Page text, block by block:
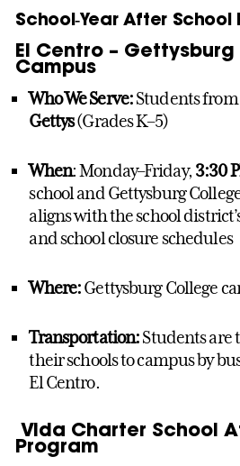
School‑Year After School
El Centro –
Campus
Who We Serve:Students from
Gettys(Grades K–5)
When: Monday–Friday, 3:30
school and Gettysburg
aligns with the school
and school closure schedules
Where:Gettysburg College
Transportation:Students are
their schools to campus by
El Centro.
Vida Charter School
Program